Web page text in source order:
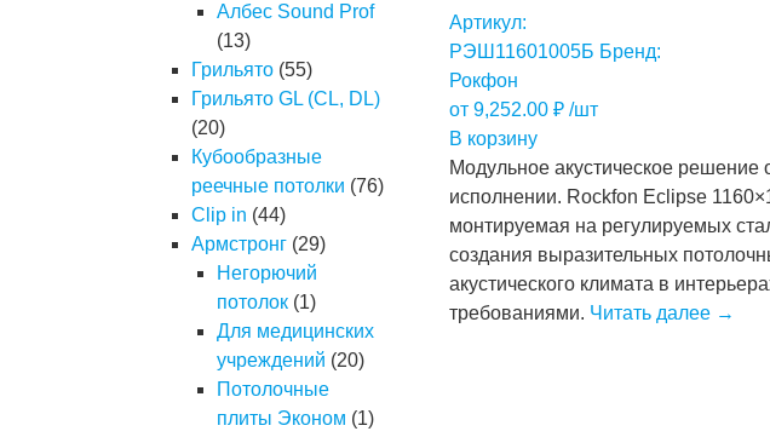
Албес Sound Prof
(13)
Грильято (55)
Грильято GL (CL, DL)
(20)
Кубообразные
реечные потолки (76)
Clip in (44)
Армстронг (29)
Негорючий
потолок (1)
Для медицинских
учреждений (20)
Потолочные
плиты Эконом (1)
Артикул:
РЭШ11601005Б Бренд:
Рокфон
от 9,252.00 ₽ /шт
В корзину
Модульное акустическое решение
исполнении. Rockfon Eclipse
монтируемая на регулируемых
создания выразительных
акустического климата в
требованиями. Читать далее →